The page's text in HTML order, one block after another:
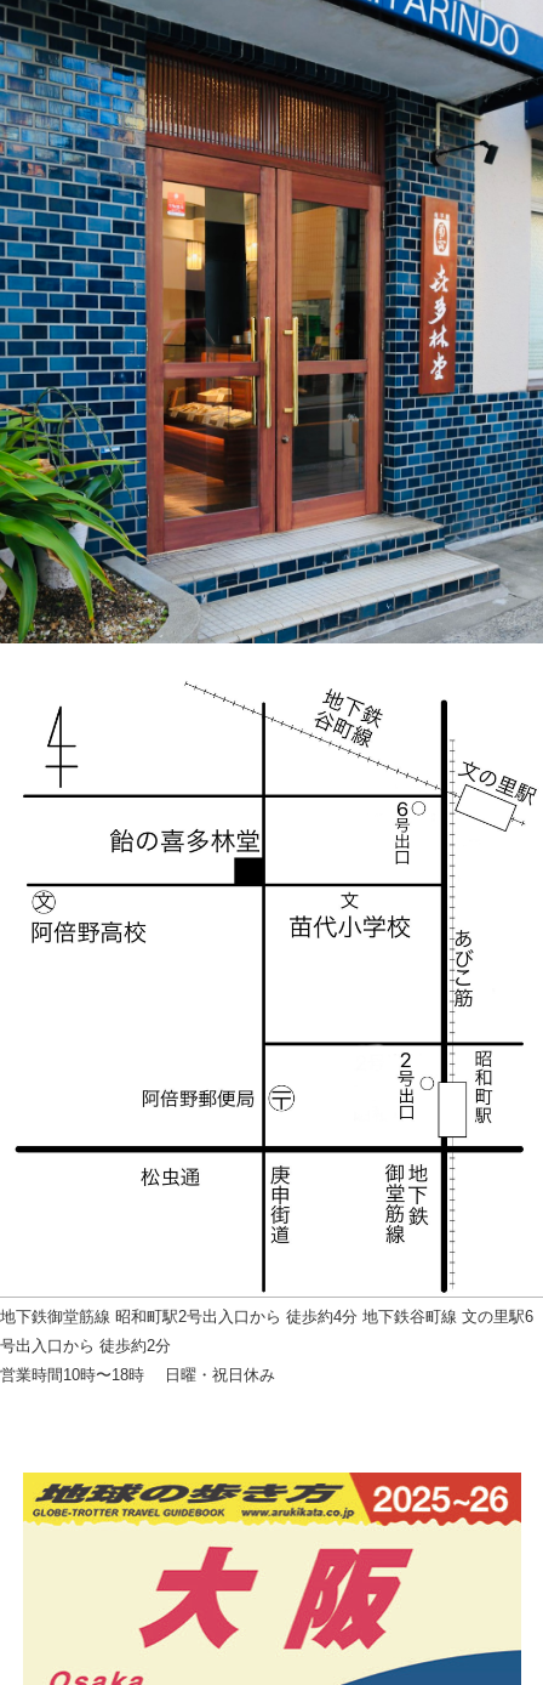
地下鉄御堂筋線 昭和町駅2号出入口から 徒歩約4分 地下鉄谷町線 文の里駅6
号出入口から 徒歩約2分
営業時間10時〜18時 日曜・祝日休み